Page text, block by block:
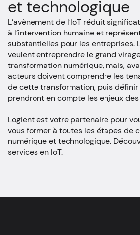
et technologique
L’avènement de l’IoT réduit
à l’intervention humaine et
substantielles pour les entreprises.
veulent entreprendre le grand
transformation numérique, mais,
acteurs doivent comprendre les
de cette transformation, puis
prendront en compte les enjeux des
Logient est votre partenaire pour
vous former à toutes les étapes de
numérique et technologique.
services en IoT.